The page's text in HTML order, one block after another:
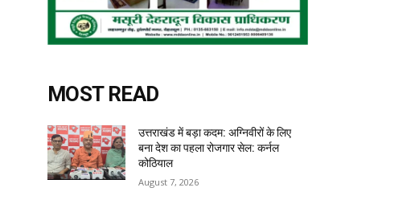
MOST READ
उत्तराखंड में बड़ा कदम: अग्निवीरों के लिए
बना देश का पहला रोजगार सेल: कर्नल
कोठियाल
August 7, 2026